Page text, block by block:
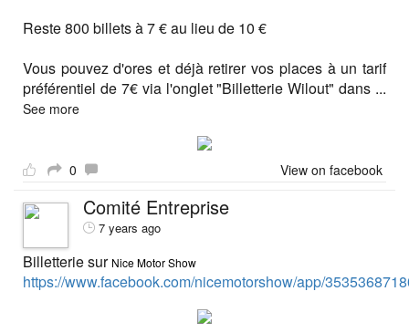
Reste 800 billets à 7 € au lieu de 10 €
Vous pouvez d'ores et déjà retirer vos places à un tarif
préférentiel de 7€ via l'onglet "Billetterie Wilout" dans ...
See more
0 View on facebook
Comité Entreprise
7 years ago
Billetterie sur Nice Motor Show
https://www.facebook.com/nicemotorshow/app/